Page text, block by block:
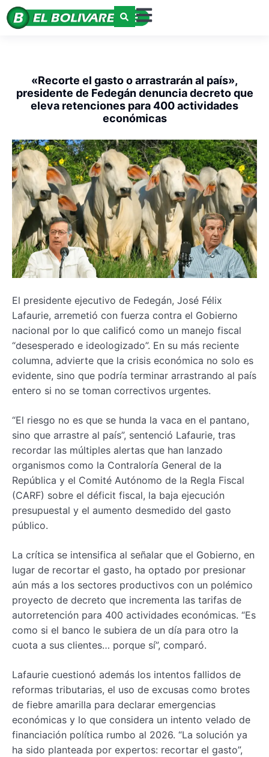
«Recorte el gasto o arrastrarán al país»,
presidente de Fedegán denuncia decreto que
eleva retenciones para 400 actividades
económicas
El presidente ejecutivo de Fedegán, José Félix
Lafaurie, arremetió con fuerza contra el Gobierno
nacional por lo que calificó como un manejo fiscal
“desesperado e ideologizado”. En su más reciente
columna, advierte que la crisis económica no solo es
evidente, sino que podría terminar arrastrando al país
entero si no se toman correctivos urgentes.
“El riesgo no es que se hunda la vaca en el pantano,
sino que arrastre al país”, sentenció Lafaurie, tras
recordar las múltiples alertas que han lanzado
organismos como la Contraloría General de la
República y el Comité Autónomo de la Regla Fiscal
(CARF) sobre el déficit fiscal, la baja ejecución
presupuestal y el aumento desmedido del gasto
público.
La crítica se intensifica al señalar que el Gobierno, en
lugar de recortar el gasto, ha optado por presionar
aún más a los sectores productivos con un polémico
proyecto de decreto que incrementa las tarifas de
autorretención para 400 actividades económicas. “Es
como si el banco le subiera de un día para otro la
cuota a sus clientes… porque sí”, comparó.
Lafaurie cuestionó además los intentos fallidos de
reformas tributarias, el uso de excusas como brotes
de fiebre amarilla para declarar emergencias
económicas y lo que considera un intento velado de
financiación política rumbo al 2026. “La solución ya
ha sido planteada por expertos: recortar el gasto”,